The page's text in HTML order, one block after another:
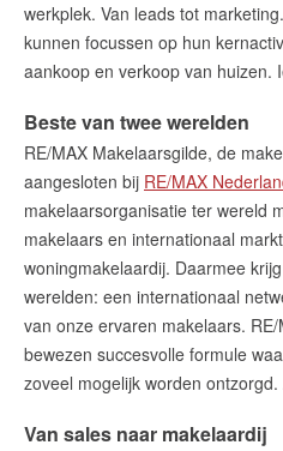
Blog
Nieuwe
Lees de
Maak een afspraak
RE/MAX Makelaarsgilde
makelaarsgilde@remax.nl
+31 71 516 23 70
werkplek. Van leads tot
kunnen focussen op hun
aankoop en verkoop van huizen.
Beste van twee werelden
RE/MAX Makelaarsgilde, de
aangesloten bij RE/MAX
makelaarsorganisatie ter wereld
makelaars en internationaal
woningmakelaardij. Daarmee
werelden: een internationaal
van onze ervaren makelaars.
bewezen succesvolle formule
zoveel mogelijk worden
Van sales naar makelaardij